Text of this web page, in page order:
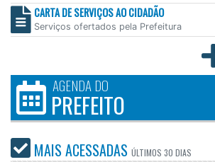
CARTA DE SERVIÇOS AO CIDADÃO
Serviços ofertados pela Prefeitura
AGENDA DO
PREFEITO
MAIS ACESSADAS ÚLTIMOS 30 DIAS